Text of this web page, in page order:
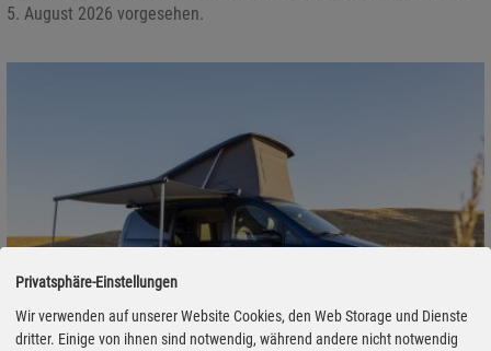
5. August 2026 vorgesehen.
Privatsphäre-Einstellungen
Wir verwenden auf unserer Website Cookies, den Web Storage und Dienste
dritter. Einige von ihnen sind notwendig, während andere nicht notwendig